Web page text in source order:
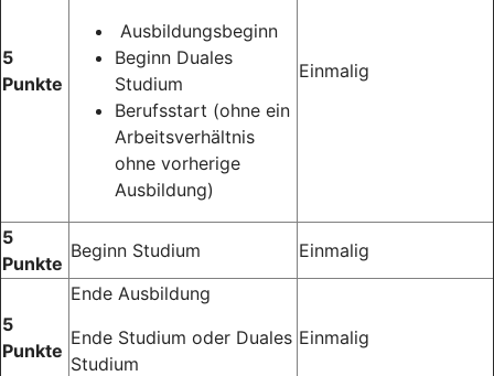
5
Punkte
Ausbildungsbeginn
Beginn Duales
Studium
Berufsstart (ohne ein
Arbeitsverhältnis
ohne vorherige
Ausbildung)
Einmalig
5
Punkte
Beginn Studium Einmalig
5
Punkte
Ende Ausbildung
Ende Studium oder Duales
Studium
Einmalig